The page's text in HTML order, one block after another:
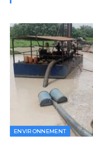
ENVIRONNEMENT